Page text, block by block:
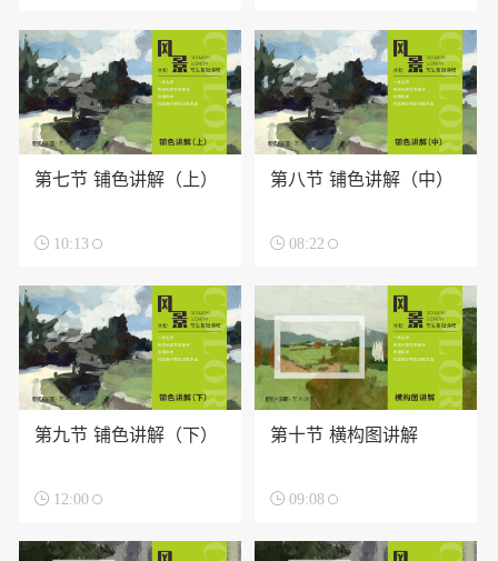
第七节 铺色讲解（上）
 10:13
第八节 铺色讲解（中）
 08:22
第九节 铺色讲解（下）
 12:00
第十节 横构图讲解
 09:08